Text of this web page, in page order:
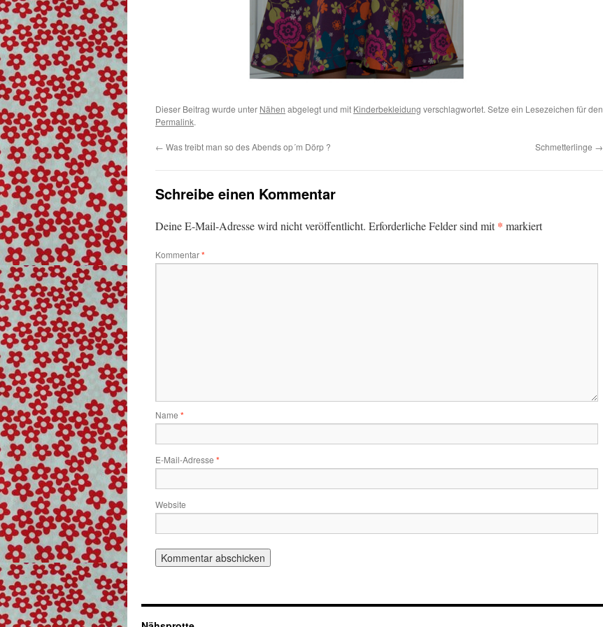
Dieser Beitrag wurde unter Nähen abgelegt und mit Kinderbekleidung verschlagwortet. Setze ein Lesezeichen für den
Permalink.
← Was treibt man so des Abends op´m Dörp ? Schmetterlinge →
Schreibe einen Kommentar
Deine E-Mail-Adresse wird nicht veröffentlicht. Erforderliche Felder sind mit* markiert
Kommentar*
Name *
E-Mail-Adresse *
Website